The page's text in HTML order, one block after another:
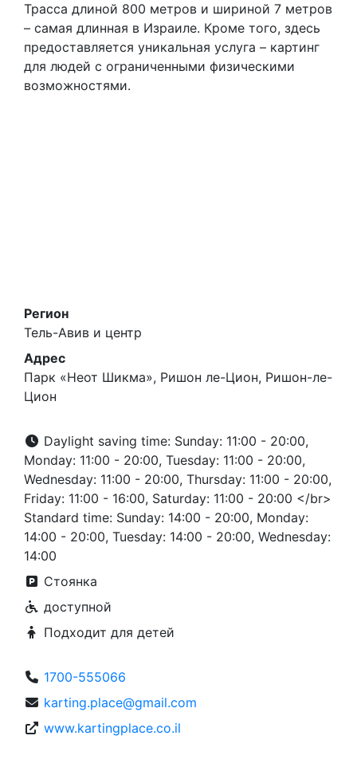
Трасса длиной 800 метров и шириной 7 метров
– самая длинная в Израиле. Кроме того, здесь
предоставляется уникальная услуга – картинг
для людей с ограниченными физическими
возможностями.
Регион
Тель-Авив и центр
Адрес
Парк «Неот Шикма», Ришон ле-Цион, Ришон-ле-
Цион
Daylight saving time: Sunday: 11:00 - 20:00,
Monday: 11:00 - 20:00, Tuesday: 11:00 - 20:00,
Wednesday: 11:00 - 20:00, Thursday: 11:00 - 20:00,
Friday: 11:00 - 16:00, Saturday: 11:00 - 20:00 </br>
Standard time: Sunday: 14:00 - 20:00, Monday:
14:00 - 20:00, Tuesday: 14:00 - 20:00, Wednesday:
14:00
Стоянка
доступной
Подходит для детей
1700-555066
karting.place@gmail.com
www.kartingplace.co.il